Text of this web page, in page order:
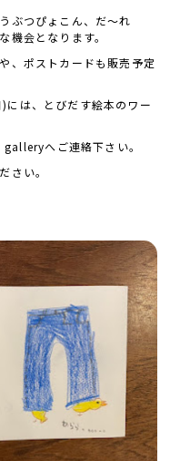
ぶつぴょこん、だ～れ
機会となります。
、ポストカードも販売予定
は、とびだす絵本のワー
へご連絡下さい。
さい。